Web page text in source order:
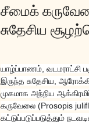
சீமைக்
சுதேசிய
யாழ்ப்பாணம், வடமராட்சி
இருந்த சுதேசிய,
முகமாக அந்நிய
கருவேலை (Prosopis
கட்டுப்படுப்படுத்தும்